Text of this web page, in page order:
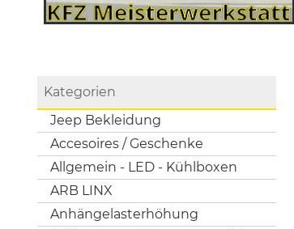
Kategorien
Jeep Bekleidung
Accesoires / Geschenke
Allgemein - LED - Kühlboxen
ARB LINX
Anhängelasterhöhung